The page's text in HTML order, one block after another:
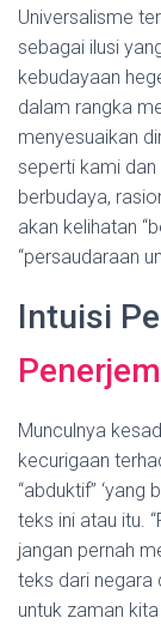
Universalisme
sebagai ilusi
kebudayaan
dalam rangka
menyesuaikan
seperti kami
berbudaya,
akan kelihatan
“persaudaraan
Intuisi
Munculnya
kecurigaan
“abduktif”
teks ini atau itu.
jangan pernah
teks dari negara
untuk zaman